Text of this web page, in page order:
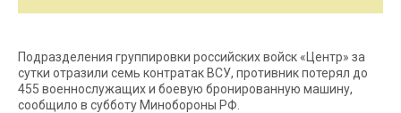
Подразделения группировки российских войск «Центр» за
сутки отразили семь контратак ВСУ, противник потерял до
455 военнослужащих и боевую бронированную машину,
сообщило в субботу Минобороны РФ.